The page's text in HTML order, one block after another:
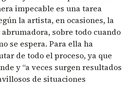
impecable es una tarea
la artista, en ocasiones, la
sobre todo cuando
se espera. Para ella ha
de todo el proceso, ya que
y “a veces surgen resultados
de situaciones